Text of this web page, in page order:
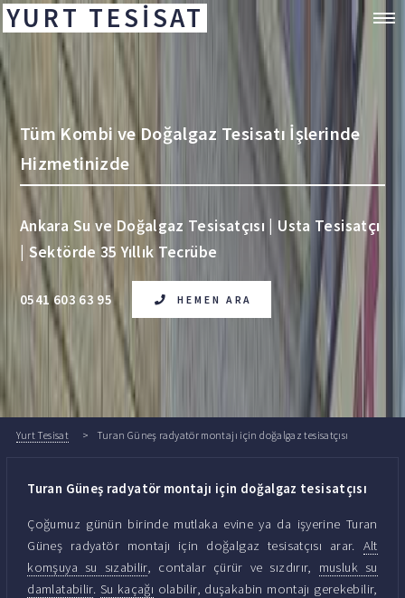
YURT TESİSAT
Tüm Kombi ve Doğalgaz Tesisatı İşlerinde
Hizmetinizde
Ankara Su ve Doğalgaz Tesisatçısı | Usta Tesisatçı
| Sektörde 35 Yıllık Tecrübe
0541 603 63 95 HEMEN ARA
Yurt Tesisat Turan Güneş radyatör montajı için doğalgaz tesisatçısı
Turan Güneş radyatör montajı için doğalgaz tesisatçısı
Çoğumuz günün birinde mutlaka evine ya da işyerine Turan
Güneş radyatör montajı için doğalgaz tesisatçısı arar. Alt
komşuya su sızabilir, contalar çürür ve sızdırır, musluk su
damlatabilir. Su kaçağı olabilir, duşakabin montajı gerekebilir,